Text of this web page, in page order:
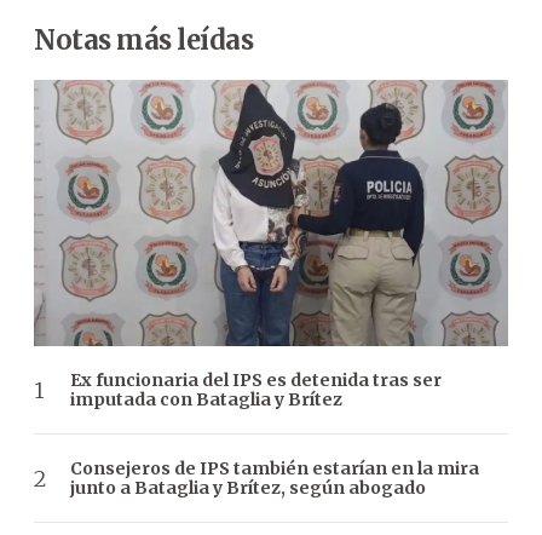
Notas más leídas
Ex funcionaria del IPS es detenida tras ser
imputada con Bataglia y Brítez
Consejeros de IPS también estarían en la mira
junto a Bataglia y Brítez, según abogado